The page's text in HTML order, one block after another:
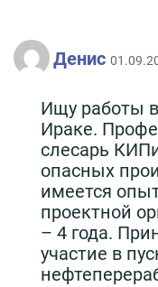
Денис
Ищу работы
Ираке.
слесарь
опасных
имеется
проектной
– 4 года.
участие в